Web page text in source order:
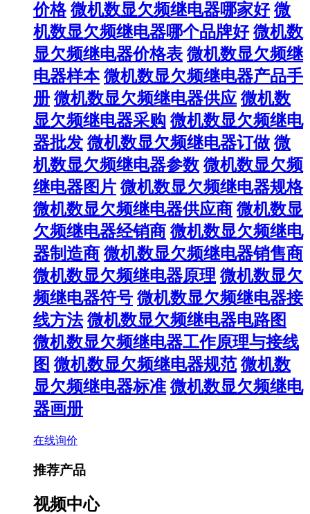
价格 微机数显欠频继电器哪家好 微
机数显欠频继电器哪个品牌好 微机数
显欠频继电器价格表 微机数显欠频继
电器样本 微机数显欠频继电器产品手
册 微机数显欠频继电器供应 微机数
显欠频继电器采购 微机数显欠频继电
器批发 微机数显欠频继电器订做 微
机数显欠频继电器参数 微机数显欠频
继电器图片 微机数显欠频继电器规格
微机数显欠频继电器供应商 微机数显
欠频继电器经销商 微机数显欠频继电
器制造商 微机数显欠频继电器销售商
微机数显欠频继电器原理 微机数显欠
频继电器符号 微机数显欠频继电器接
线方法 微机数显欠频继电器电路图
微机数显欠频继电器工作原理与接线
图 微机数显欠频继电器规范 微机数
显欠频继电器标准 微机数显欠频继电
器画册
在线询价
推荐产品
视频中心